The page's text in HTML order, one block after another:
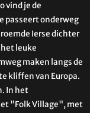
vind je de
passeert onderweg
Ierse dichter
leuke
maken langs de
kliffen van Europa.
In het
"Folk Village", met